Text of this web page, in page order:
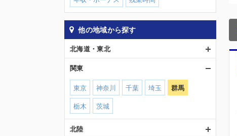
他の地域から探す
北海道・東北
関東
東京 神奈川 千葉 埼玉
群馬
栃木
茨城
北陸